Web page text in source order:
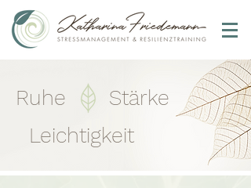
Ruhe
Stärke
Leichtigkeit